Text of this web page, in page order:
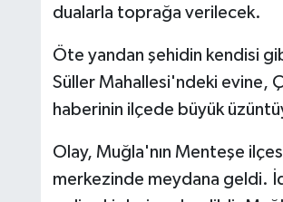
dualarla toprağa verilecek.
Öte yandan şehidin kendisi
Süller Mahallesi'ndeki evine,
haberinin ilçede büyük
Olay, Muğla'nın Menteşe
merkezinde meydana geldi.